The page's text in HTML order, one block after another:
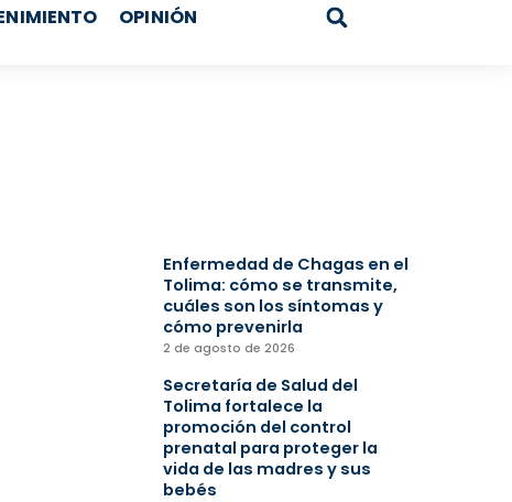
OPINIÓN Search
Enfermedad de Chagas en el
Tolima: cómo se transmite,
cuáles son los síntomas y
cómo prevenirla
2 de agosto de 2026
Secretaría de Salud del
Tolima fortalece la
promoción del control
prenatal para proteger la
vida de las madres y sus
bebés